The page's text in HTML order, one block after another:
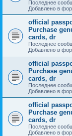
Последнее
Добавлено в
official
Purchase
cards, dr
Последнее
Добавлено в
official
Purchase
cards, dr
Последнее
Добавлено в
official
Purchase
cards, dr
Последнее
Добавлено в